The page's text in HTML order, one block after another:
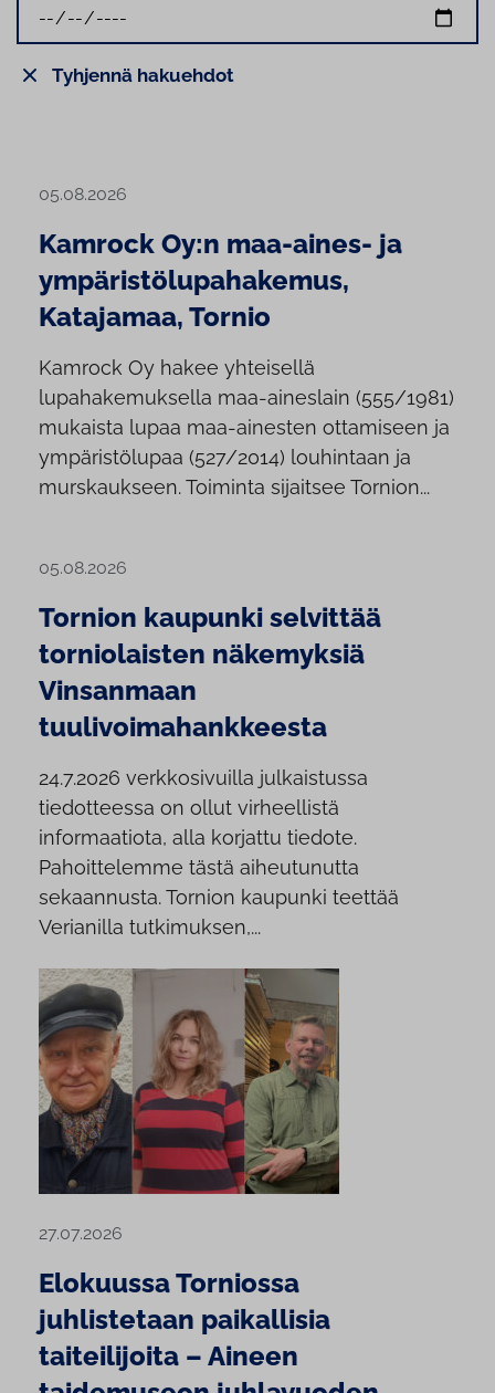
05.08.2026
Kamrock Oy:n maa-aines- ja
ympäristölupahakemus,
Katajamaa, Tornio
Kamrock Oy hakee yhteisellä
lupahakemuksella maa-aineslain (555/1981)
mukaista lupaa maa-ainesten ottamiseen ja
ympäristölupaa (527/2014) louhintaan ja
murskaukseen. Toiminta sijaitsee Tornion...
05.08.2026
Tornion kaupunki selvittää
torniolaisten näkemyksiä
Vinsanmaan
tuulivoimahankkeesta
24.7.2026 verkkosivuilla julkaistussa
tiedotteessa on ollut virheellistä
informaatiota, alla korjattu tiedote.
Pahoittelemme tästä aiheutunutta
sekaannusta. Tornion kaupunki teettää
Verianilla tutkimuksen,...
27.07.2026
Elokuussa Torniossa
juhlistetaan paikallisia
taiteilijoita – Aineen
Tyhjennä hakuehdot